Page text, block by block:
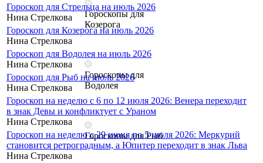
Гороскопы для
Козерога
Гороскопы для
Водолея
Гороскопы для Рыб
Гороскоп для Стрельца на июль 2026
Нина Стрелкова
Гороскоп для Козерога на июль 2026
Нина Стрелкова
Гороскоп для Водолея на июль 2026
Нина Стрелкова
Гороскоп для Рыб на июль 2026
Нина Стрелкова
Гороскоп на неделю с 6 по 12 июля 2026: Венера переходит
в знак Девы и конфликтует с Ураном
Нина Стрелкова
Гороскоп на неделю с 29 июня по 5 июля 2026: Меркурий
становится ретроградным, а Юпитер переходит в знак Льва
Нина Стрелкова